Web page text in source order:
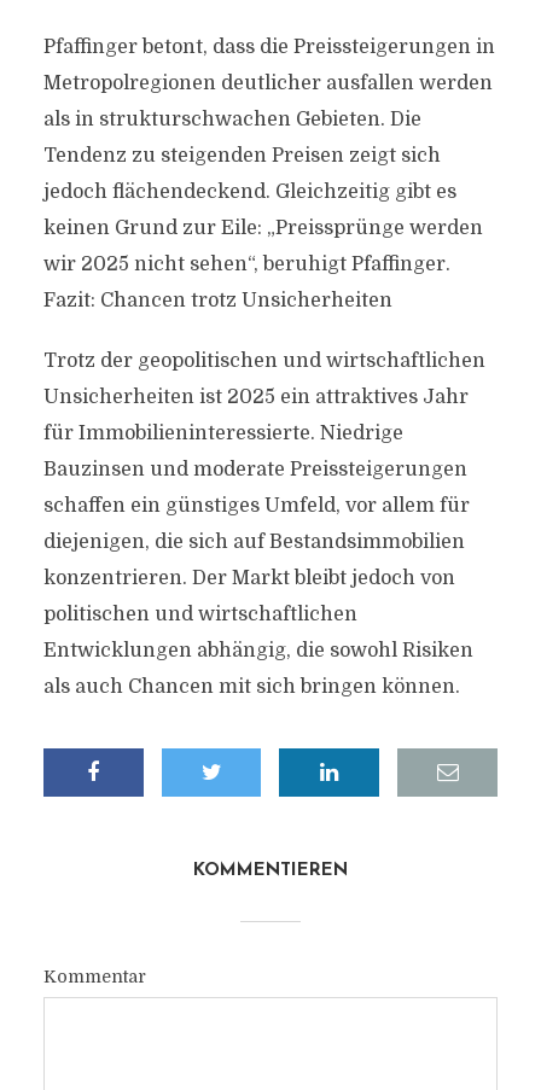
Pfaffinger betont, dass die Preissteigerungen in
Metropolregionen deutlicher ausfallen werden
als in strukturschwachen Gebieten. Die
Tendenz zu steigenden Preisen zeigt sich
jedoch flächendeckend. Gleichzeitig gibt es
keinen Grund zur Eile: „Preissprünge werden
wir 2025 nicht sehen“, beruhigt Pfaffinger.
Fazit: Chancen trotz Unsicherheiten
Trotz der geopolitischen und wirtschaftlichen
Unsicherheiten ist 2025 ein attraktives Jahr
für Immobilieninteressierte. Niedrige
Bauzinsen und moderate Preissteigerungen
schaffen ein günstiges Umfeld, vor allem für
diejenigen, die sich auf Bestandsimmobilien
konzentrieren. Der Markt bleibt jedoch von
politischen und wirtschaftlichen
Entwicklungen abhängig, die sowohl Risiken
als auch Chancen mit sich bringen können.
KOMMENTIEREN
Kommentar